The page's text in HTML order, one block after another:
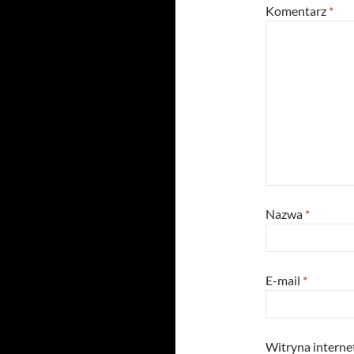
Komentarz *
Nazwa *
E-mail *
Witryna